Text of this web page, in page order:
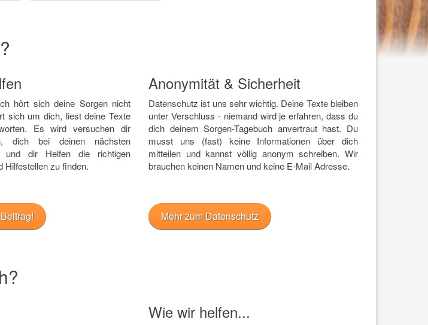
hört sich deine Sorgen nicht
sich um dich, liest deine Texte
Es wird versuchen dir
dich bei deinen nächsten
und dir Helfen die richtigen
Hilfestellen zu finden.
Anonymität & Sicherheit
Datenschutz ist uns sehr wichtig. Deine Texte bleiben
unter Verschluss - niemand wird je erfahren, dass du
dich deinem Sorgen-Tagebuch anvertraut hast. Du
musst uns (fast) keine Informationen über dich
mitteilen und kannst völlig anonym schreiben. Wir
brauchen keinen Namen und keine E-Mail Adresse.
Mehr zum Datenschutz
Wie wir helfen...